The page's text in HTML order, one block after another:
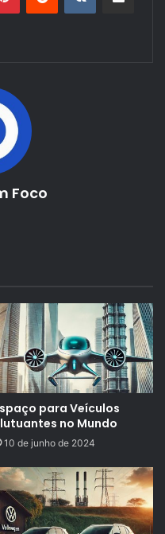
Foco
para Veículos
no Mundo
10 de junho de 2024